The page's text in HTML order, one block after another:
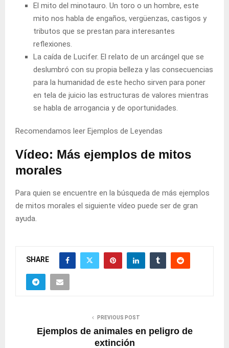
El mito del minotauro. Un toro o un hombre, este
mito nos habla de engaños, vergüenzas, castigos y
tributos que se prestan para interesantes
reflexiones.
La caída de Lucifer. El relato de un arcángel que se
deslumbró con su propia belleza y las consecuencias
para la humanidad de este hecho sirven para poner
en tela de juicio las estructuras de valores mientras
se habla de arrogancia y de oportunidades.
Recomendamos leer Ejemplos de Leyendas
Vídeo: Más ejemplos de mitos
morales
Para quien se encuentre en la búsqueda de más ejemplos
de mitos morales el siguiente vídeo puede ser de gran
ayuda.
SHARE
PREVIOUS POST
Ejemplos de animales en peligro de
extinción